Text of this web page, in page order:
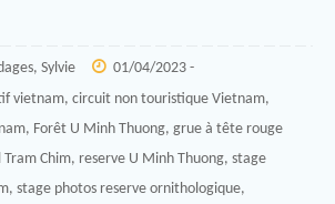
Sylvie 01/04/2023 -
vietnam, circuit non touristique Vietnam,
, Forêt U Minh Thuong, grue à tête rouge
Chim, reserve U Minh Thuong, stage
, stage photos reserve ornithologique,